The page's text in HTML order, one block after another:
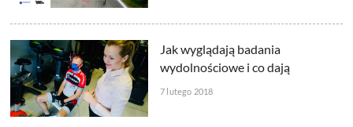
Jak wyglądają badania
wydolnościowe i co dają
7 lutego 2018